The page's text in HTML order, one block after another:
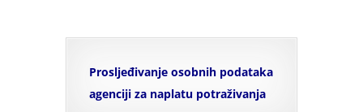
Prosljeđivanje osobnih podataka
agenciji za naplatu potraživanja